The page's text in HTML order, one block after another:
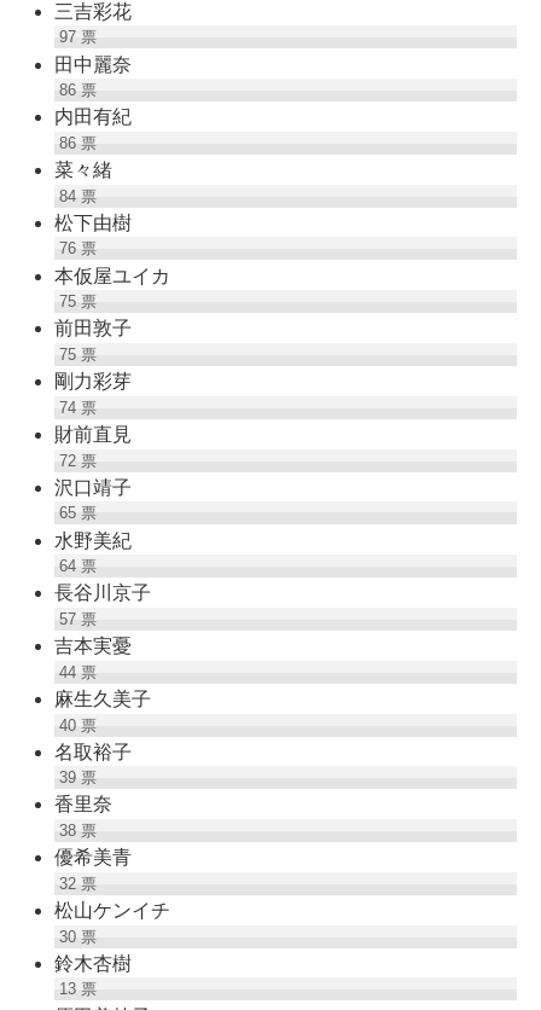
三吉彩花
97票
田中麗奈
86票
内田有紀
86票
菜々緒
84票
松下由樹
76票
本仮屋ユイカ
75票
前田敦子
75票
剛力彩芽
74票
財前直見
72票
沢口靖子
65票
水野美紀
64票
長谷川京子
57票
吉本実憂
44票
麻生久美子
40票
名取裕子
39票
香里奈
38票
優希美青
32票
松山ケンイチ
30票
鈴木杏樹
13票